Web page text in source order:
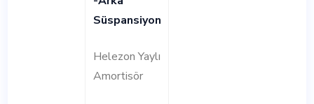
Süspansiyon
Helezon Yaylı
Amortisör